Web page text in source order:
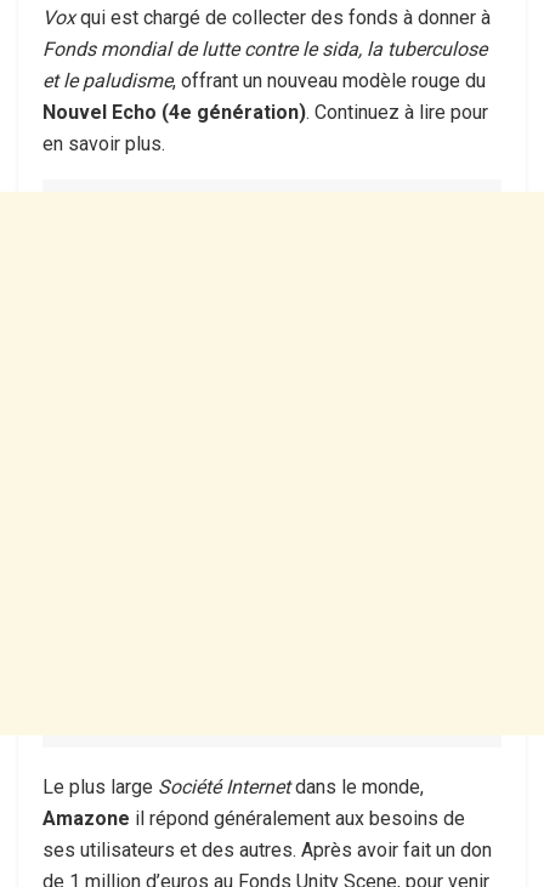
Voxqui est chargé de collecter des fonds à donner à
Fonds mondial de lutte contre le sida, la tuberculose
et le paludisme, offrant un nouveau modèle rouge du
Nouvel Echo (4e génération). Continuez à lire pour
en savoir plus.
Le plus large Société Internetdans le monde,
Amazone il répond généralement aux besoins de
ses utilisateurs et des autres. Après avoir fait un don
de 1 million d’euros au Fonds Unity Scene, pour venir